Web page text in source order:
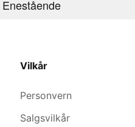
Vilkår
Personvern
Salgsvilkår